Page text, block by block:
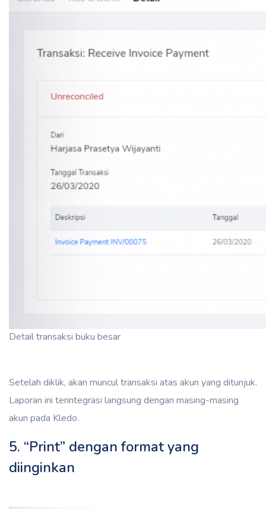
Detail transaksi buku besar
Setelah diklik, akan muncul transaksi atas akun yang ditunjuk.
Laporan ini terintegrasi langsung dengan masing-masing
akun pada Kledo.
5. “Print” dengan format yang
diinginkan